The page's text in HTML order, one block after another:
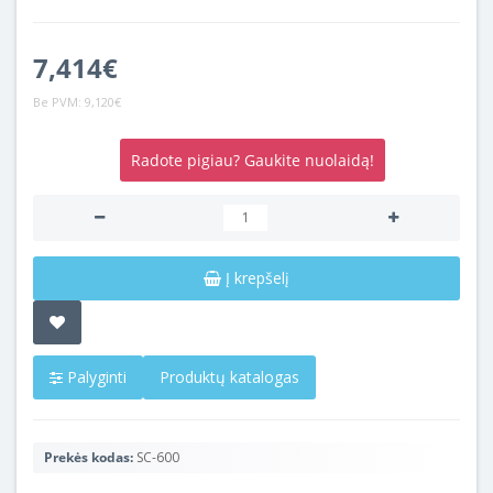
7,414€
Be PVM: 9,120€
Radote pigiau? Gaukite nuolaidą!
Į krepšelį
Palyginti Produktų katalogas
Prekės kodas: SC-600